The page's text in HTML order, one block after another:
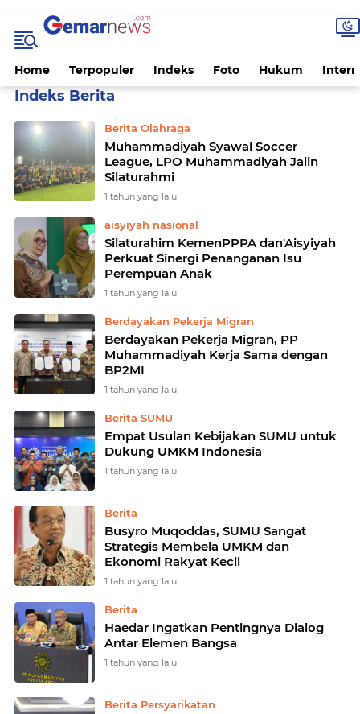
Home Terpopuler Indeks Foto Hukum
Berita Olahraga
Muhammadiyah Syawal Soccer
League, LPO Muhammadiyah Jalin
Silaturahmi
1 tahun yang lalu
aisyiyah nasional
Silaturahim KemenPPPA dan'Aisyiyah
Perkuat Sinergi Penanganan Isu
Perempuan Anak
1 tahun yang lalu
Berdayakan Pekerja Migran
Berdayakan Pekerja Migran, PP
Muhammadiyah Kerja Sama dengan
BP2MI
1 tahun yang lalu
Berita SUMU
Empat Usulan Kebijakan SUMU untuk
Dukung UMKM Indonesia
1 tahun yang lalu
Berita
Busyro Muqoddas, SUMU Sangat
Strategis Membela UMKM dan
Ekonomi Rakyat Kecil
1 tahun yang lalu
Berita
Haedar Ingatkan Pentingnya Dialog
Antar Elemen Bangsa
1 tahun yang lalu
Berita Persyarikatan